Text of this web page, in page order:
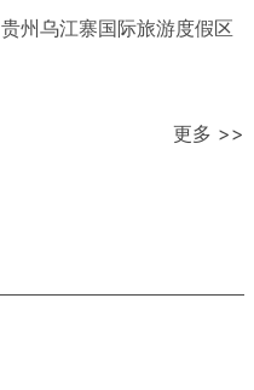
贵州乌江寨国际旅游度假区
更多 >>